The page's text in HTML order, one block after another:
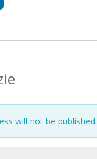
will not be published.